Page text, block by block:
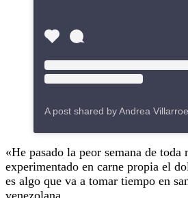
«He pasado la peor semana de toda
experimentado en carne propia el
es algo que va a tomar tiempo en
venezolana.